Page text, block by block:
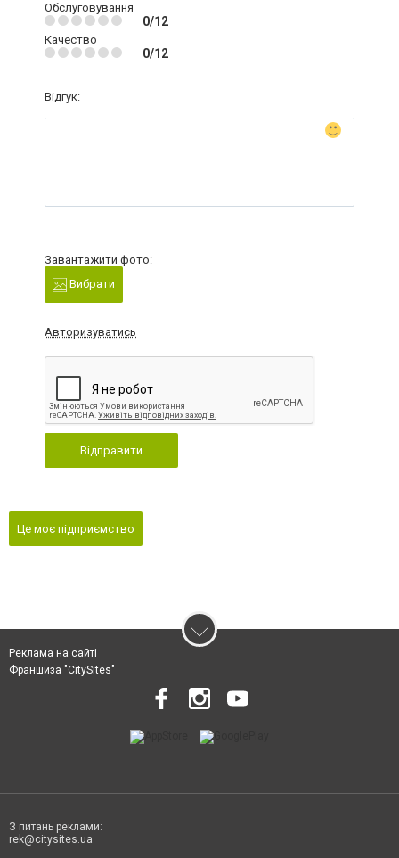
Обслуговування
0/12
Качество
0/12
Відгук:
Завантажити фото:
Вибрати
Авторизуватись
Відправити
Це моє підприємство
Реклама на сайті
Франшиза "CitySites"
З питань реклами:
rek@citysites.ua